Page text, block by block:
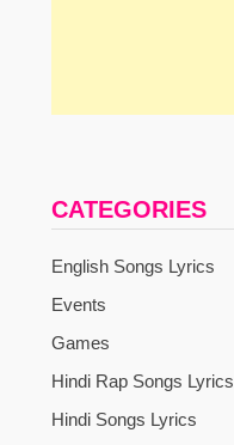
CATEGORIES
English Songs Lyrics
Events
Games
Hindi Rap Songs Lyrics
Hindi Songs Lyrics